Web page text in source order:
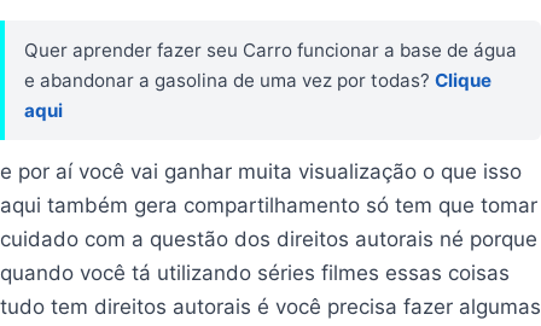
Quer aprender fazer seu Carro funcionar a base de água
e abandonar a gasolina de uma vez por todas? Clique
aqui
e por aí você vai ganhar muita visualização o que isso
aqui também gera compartilhamento só tem que tomar
cuidado com a questão dos direitos autorais né porque
quando você tá utilizando séries filmes essas coisas
tudo tem direitos autorais é você precisa fazer algumas